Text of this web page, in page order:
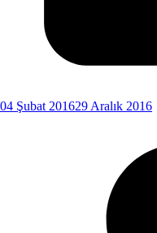
04 Şubat 201629 Aralık 2016